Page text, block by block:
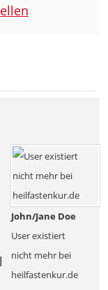
John/Jane Doe
User existiert
nicht mehr bei
heilfastenkur.de